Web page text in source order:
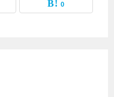
0